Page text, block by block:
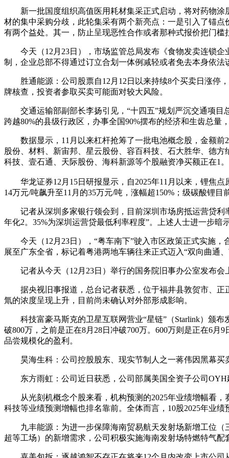
新一批国度组织高值医用耗材集采正式启动，将对药物涂
材的集中采购分歧，此轮集采有两个新亮点：一是引入了锚
有两个益处。其一，防止呈现恶性合作或者那种式报价把门
今天（12月23日），市场监管总局发布《食物发卖连锁企
制，企业总部不得通过订立合划一体例减轻或者免去本身依法
胜通能源：公司股票自12月12日以来持续8个买卖日涨停，
牌核查，投资者参取买卖可能面对较大风险。
交通运输部副部长李扬引见，“十四五”规划严沉交通项目
跨越80%的县级行政区，办事全国90%摆布的经济和生齿总
数据显示，11月以来杠杆抢筹了一批电池概念股，金额前
股份、材料、新宙邦、星云股份、容百科技、石大胜华、德
科技、壹石通、天际股份、海科新源等个股融资净买额正在1
华龙证券12月15日研报显示，自2025年11月以来，锂焦点
14万元/吨飙升至11月的35万元/吨，涨幅超150%；级碳酸锂
记者从深圳多家银行领会到，目前深圳市场房抵运营贷利
年化2。35%为深圳运营贷最低利率程度”。上述人士进一步
今天（12月23日），“粤车南下”驶入市区政策正式实施，
展至广东全省，标记着粤港两地车辆往来正式迈入“双向曲通
记者从今天（12月23日）举行的国务院旧事办公室发布会
据央视旧事报道，总台记者获悉，位于福井县敦贺市、正
氚的浓度呈现上升，目前尚未确认对外部形成影响。
科技富豪马斯克的卫星互联网营业“星链”（Starlink）颁布
破800万，之前是正在8月28日冲破700万。600万则是正在6
品尝规模化的盈利。
昊海生科：公司控股股东、现实节制人之一蒋伟因黑幕买
东方雨虹：公司近日获悉，公司部属美国全资子公司OYH
从光刻机概念个股来看，机构预测的2025年业绩增幅看，
科技等业绩预测增幅也排名靠前。全体而言，10股2025年业绩
九丰能源：为进一步保障海南贸易航天发射场新增工位（
超等工场）的新增需求，公司积极实施海南发射场特燃特气